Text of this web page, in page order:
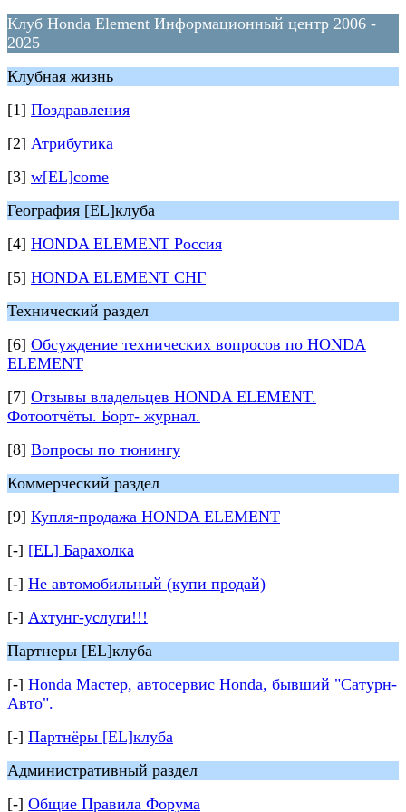
Клуб Honda Element Информационный центр 2006 -
2025
Клубная жизнь
[1] Поздравления
[2] Атрибутика
[3] w[EL]come
География [EL]клуба
[4] HONDA ELEMENT Россия
[5] HONDA ELEMENT СНГ
Технический раздел
[6] Обсуждение технических вопросов по HONDA
ELEMENT
[7] Отзывы владельцев HONDA ELEMENT.
Фотоотчёты. Борт- журнал.
[8] Вопросы по тюнингу
Коммерческий раздел
[9] Купля-продажа HONDA ELEMENT
[-] [EL] Барахолка
[-] Не автомобильный (купи продай)
[-] Ахтунг-услуги!!!
Партнеры [EL]клуба
[-] Honda Мастер, автосервис Honda, бывший "Сатурн-
Авто".
[-] Партнёры [EL]клуба
Административный раздел
[-] Общие Правила Форума